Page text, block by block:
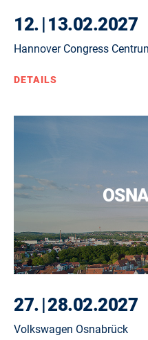
12. | 13.02.2027
Hannover Congress
DETAILS
27. |28.02.2027
Volkswagen Osnabrück